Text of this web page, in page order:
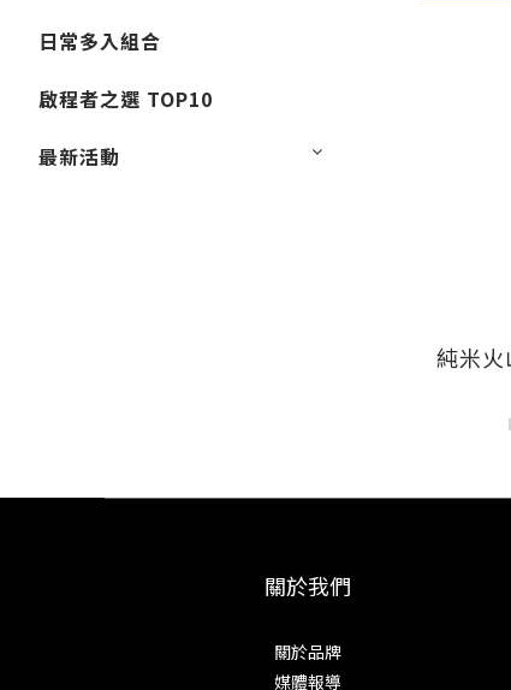
日常多入組合
啟程者之選 TOP10
最新活動
純米
關於我們
關於品牌
媒體報導